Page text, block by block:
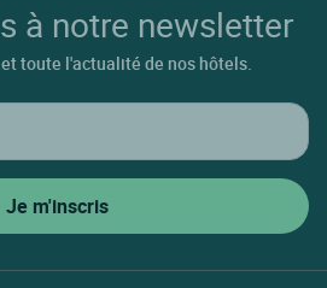
à notre newsletter
toute l'actualité de nos hôtels.